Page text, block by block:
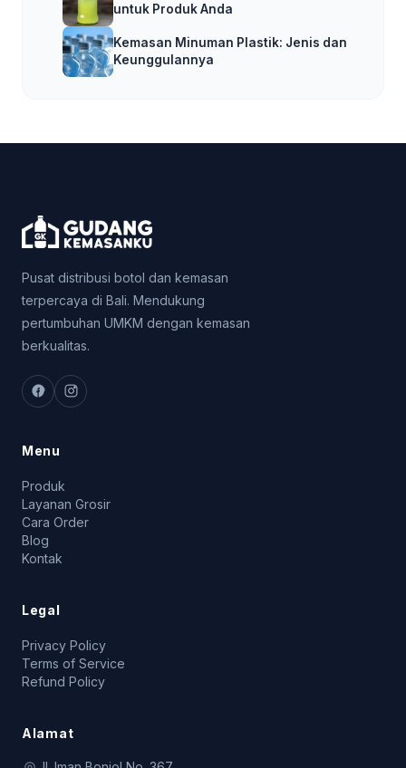
untuk Produk Anda
Kemasan Minuman Plastik: Jenis dan
Keunggulannya
Pusat distribusi botol dan kemasan
terpercaya di Bali. Mendukung
pertumbuhan UMKM dengan kemasan
berkualitas.
Menu
Produk
Layanan Grosir
Cara Order
Blog
Kontak
Legal
Privacy Policy
Terms of Service
Refund Policy
Alamat